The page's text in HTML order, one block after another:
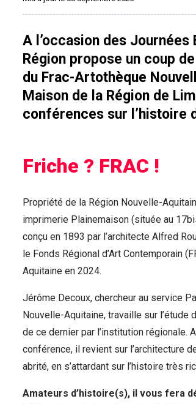
A l’occasion des
Région propose un coup
du Frac-Artothèque
Maison de la Région de
conférences sur l’histoire
Friche ? FRAC !
Propriété de la Région Nouvelle-
imprimerie Plainemaison (située au
conçu en 1893 par l’architecte Alfred
le Fonds Régional d’Art Contemporain
Aquitaine en 2024.
Jérôme Decoux, chercheur au service
Nouvelle-Aquitaine, travaille sur l’étude
de ce dernier par l’institution régionale.
conférence, il revient sur l’architecture
abrité, en s’attardant sur l’histoire très
Amateurs d’histoire(s), il vous fera